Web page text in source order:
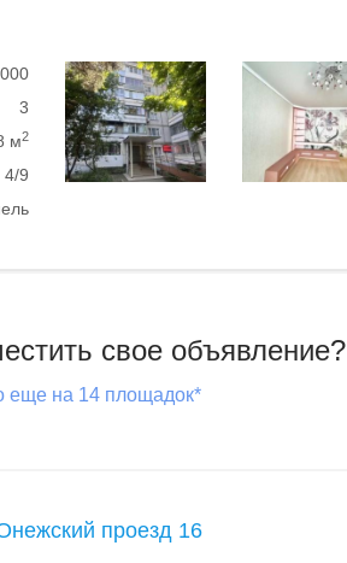
3
м2
4/9
свое объявление?
еще на 14 площадок*
проезд 16